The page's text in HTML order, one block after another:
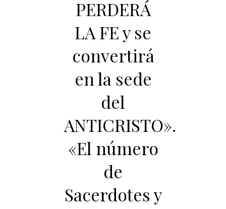
PERDERÁ
LA FE y se
convertirá
en la sede
del
ANTICRISTO».
«El número
de
Sacerdotes y